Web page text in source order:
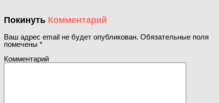
Покинуть Комментарий
Ваш адрес email не будет опубликован. Обязательные поля
помечены *
Комментарий